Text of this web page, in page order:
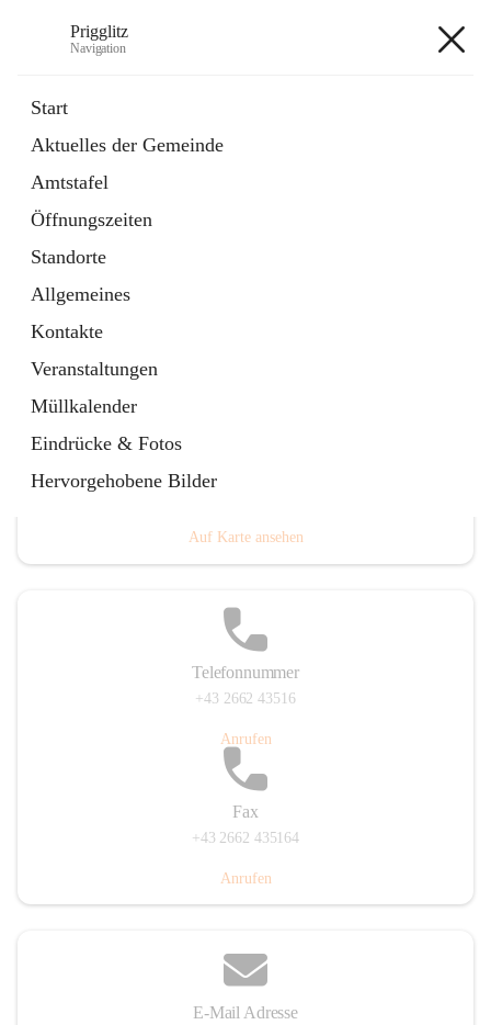
Prigglitz
Navigation
Start
Aktuelles der Gemeinde
Amtstafel
Öffnungszeiten
Standorte
Allgemeines
Kontakte
Veranstaltungen
Müllkalender
Eindrücke & Fotos
Hervorgehobene Bilder
Externe Webseite
in
Tab
Gemeindezeitung
Ordner
öffnet
in
neuem
Tab
Hauptadresse
Auf Karte ansehen
Telefonnummer
+43 2662 43516
Anrufen
Fax
+43 2662 435164
Anrufen
E-Mail Adresse